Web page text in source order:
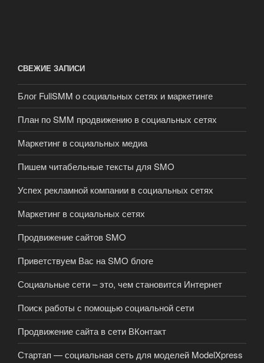
СВЕЖИЕ ЗАПИСИ
Блог FullSMM о социальных сетях и маркетинге
План по SMM продвижению в социальных сетях
Маркетинг в социальных медиа
Пишем читабельные тексты для SMO
Успех рекламной компании в социальных сетях
Маркетинг в социальных сетях
Продвижение сайтов SMO
Приветствуем Вас на SMO блоге
Социальные сети – это, чем становится Интернет
Поиск работы с помощью социальной сети
Продвижение сайта в сети ВКонтакт
Стартап — социальная сеть для моделей ModelXpress